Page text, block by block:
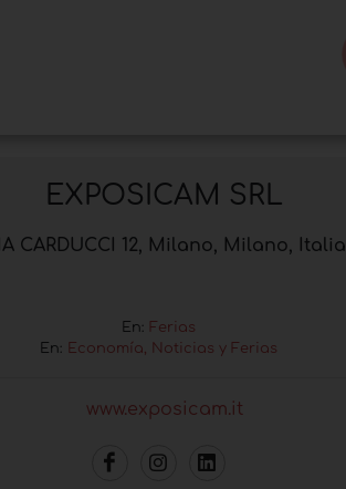
EXPOSICAM SRL
CARDUCCI 12, Milano, Milano, Italia
En: Ferias
En: Economía, Noticias y Ferias
www.exposicam.it